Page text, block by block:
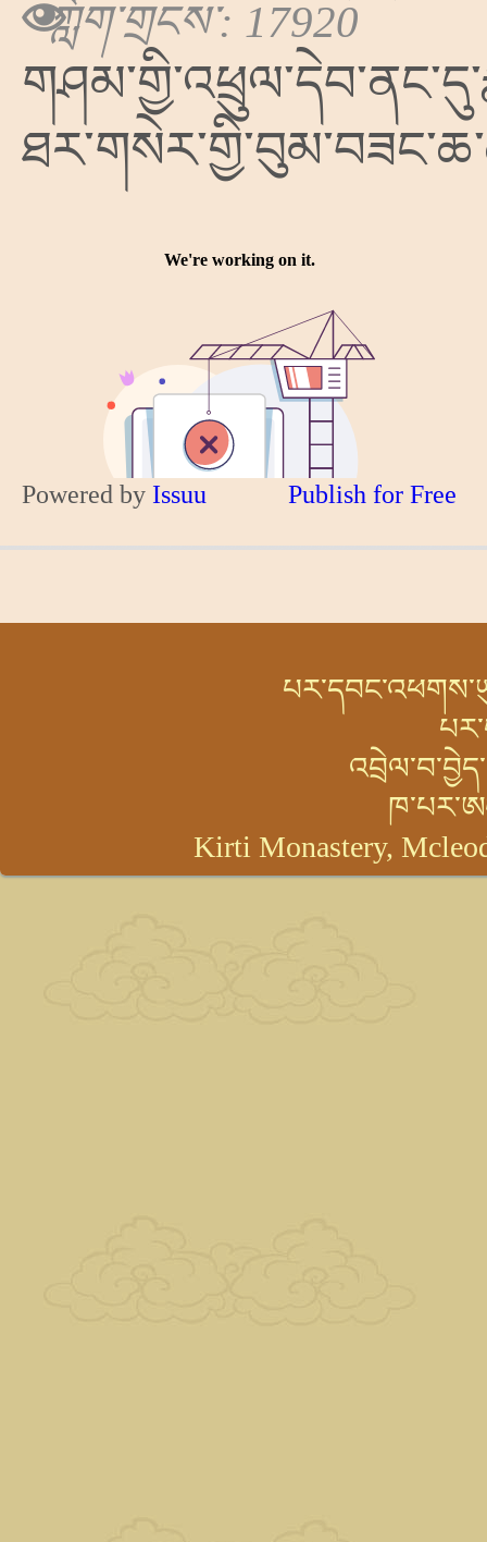
ཀློག་གྲངས་: 17920
Powered by Issuu Publish for Free
Kirti Monastery,